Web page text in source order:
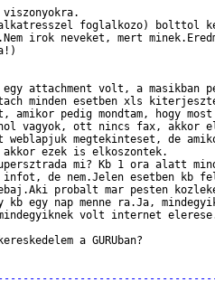
viszonyokra.
foglalkozo) bolttol
irok neveket, mert
attachment volt, a masikban
minden esetben xls
amikor pedig mondtam, hogy most
vagyok, ott nincs fax, akkor
megtekinteset, de
akkor ezek is elkoszontek.
mi? Kb 1 ora alatt
infot, de nem.Jelen esetben kb
probalt mar pesten
egy nap menne ra.Ja,
volt internet
a GURUban?